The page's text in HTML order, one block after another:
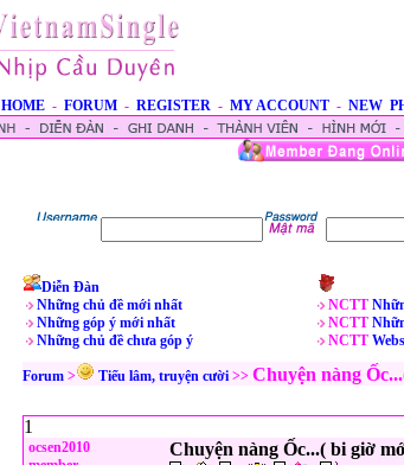
HOME - FORUM - REGISTER - MY ACCOUNT - NEW
Diễn Đàn
Những chủ đề mới nhất
Những góp ý mới nhất
Những chủ đề chưa góp ý
NCTT
NCTT
NCTT
Forum > Tiếu lâm, truyện cười >> Chuyện nàng
1
ocsen2010
Chuyện nàng Ốc...( bi giờ